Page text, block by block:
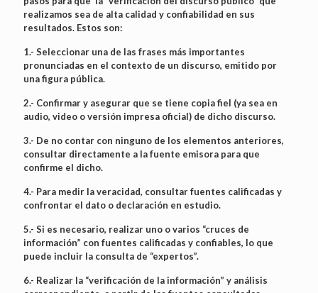
realizamos sea de alta calidad y confiabilidad en sus
resultados. Estos son:
1.- Seleccionar una de las frases más importantes
pronunciadas en el contexto de un discurso, emitido por
una figura pública.
2.- Confirmar y asegurar que se tiene copia fiel (ya sea en
audio, video o versión impresa oficial) de dicho discurso.
3.- De no contar con ninguno de los elementos anteriores,
consultar directamente a la fuente emisora para que
confirme el dicho.
4.- Para medir la veracidad, consultar fuentes calificadas y
confrontar el dato o declaración en estudio.
5.- Si es necesario, realizar uno o varios “cruces de
información” con fuentes calificadas y confiables, lo que
puede incluir la consulta de “expertos”.
6.- Realizar la “verificación de la información” y análisis